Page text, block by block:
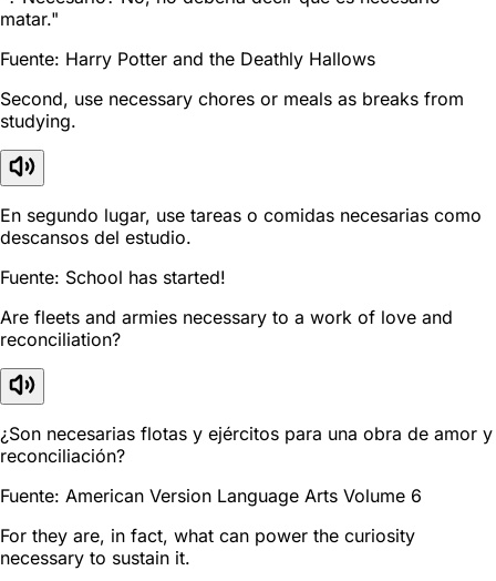
matar."
Fuente: Harry Potter and the Deathly Hallows
Second, use necessary chores or meals as breaks from
studying.
En segundo lugar, use tareas o comidas necesarias como
descansos del estudio.
Fuente: School has started!
Are fleets and armies necessary to a work of love and
reconciliation?
¿Son necesarias flotas y ejércitos para una obra de amor y
reconciliación?
Fuente: American Version Language Arts Volume 6
For they are, in fact, what can power the curiosity
necessary to sustain it.